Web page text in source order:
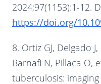
2024;97(1153):1-12.
https://doi.org/
8. Ortiz GJ, Delgado
Barnafi N, Pillaca O,
tuberculosis: